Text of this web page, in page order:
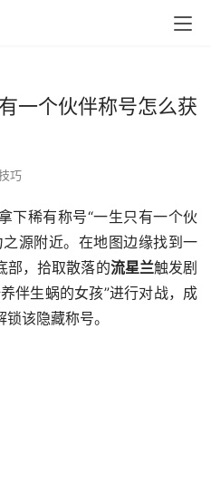
一个伙伴称号怎么获
巧
下稀有称号“一生只有一个伙
之源附近。在地图边缘找到一
部，拾取散落的流星兰触发剧
伴生蜗的女孩”进行对战，成
该隐藏称号。